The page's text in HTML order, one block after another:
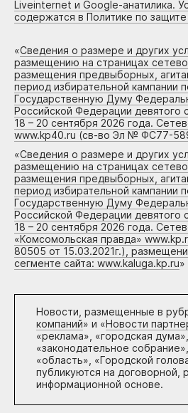
Liveinternet и Google-анатилика.
содержатся в Политике по
«Сведения о размере и других
размещению на страницах
размещения предвыборных,
период избирательной кампании
Государственную Думу
Российской Федерации девятого
18 – 20 сентября 2026 года.
www.kp40.ru (св-во Эл № ФС77-
«Сведения о размере и других
размещению на страницах
размещения предвыборных,
период избирательной кампании
Государственную Думу
Российской Федерации девятого
18 – 20 сентября 2026 года.
«Комсомольская правда»
80505 от 15.03.2021г.),
сегменте сайта: www.kaluga.kp.ru»
Новости, размещенные в
компаний» и «Новости
«реклама», «городская дума»,
«законодательное
«область», «Городской
публикуются на договорной,
информационной основе.